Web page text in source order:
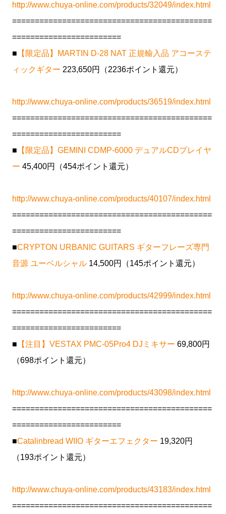
http://www.chuya-online.com/products/32049/index.html
============================================
========================
■ 【限定品】MARTIN D-28 NAT 正規輸入品 アコーステ
ィックギター 223,650円（2236ポイント還元）
http://www.chuya-online.com/products/36519/index.html
============================================
========================
■ 【限定品】GEMINI CDMP-6000 デュアルCDプレイヤ
ー 45,400円（454ポイント還元）
http://www.chuya-online.com/products/40107/index.html
============================================
========================
■CRYPTON URBANIC GUITARS ギターフレーズ専門
音源 ユーベルシャル 14,500円（145ポイント還元）
http://www.chuya-online.com/products/42999/index.html
============================================
========================
■ 【注目】VESTAX PMC-05Pro4 DJミキサー 69,800円
（698ポイント還元）
http://www.chuya-online.com/products/43098/index.html
============================================
========================
■Catalinbread WIIO ギターエフェクター 19,320円
（193ポイント還元）
http://www.chuya-online.com/products/43183/index.html
============================================